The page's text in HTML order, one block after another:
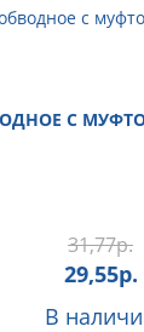
С
31,77р.
29,55р.
В